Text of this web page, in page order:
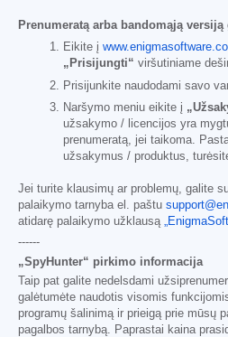
Prenumeratą arba bandomąją
Eikite į
„Prisijungti“ viršutiniame
Prisijunkite naudodami savo
Naršymo meniu eikite į
užsakymo / licencijos yra
prenumeratą, jei taikoma.
užsakymus / produktus,
Jei turite klausimų ar problemų, galite
palaikymo tarnyba el. paštu
atidarę palaikymo užklausą
------
„SpyHunter“ pirkimo informacija
Taip pat galite nedelsdami
galėtumėte naudotis visomis
programų šalinimą ir prieigą prie mūsų
pagalbos tarnybą. Paprastai kaina